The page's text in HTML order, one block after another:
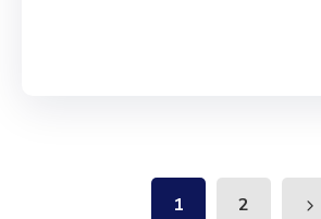
1 2